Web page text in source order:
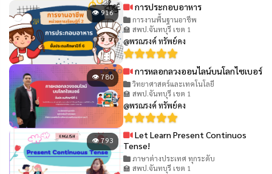
👁 916 การประกอบอาหาร
การงานพื้นฐานอาชีพ
🏫 สพป.จันทบุรี เขต 1
@พรณรงค์ ทรัพย์คง
👁 780 การหลอกลวงออนไลน์บนโลกไซเบอร์
วิทยาศาสตร์และเทคโนโลยี
🏫 สพป.จันทบุรี เขต 1
@พรณรงค์ ทรัพย์คง
👁 793
Let Learn Present Continuos
Tense!
ภาษาต่างประเทศ ทุกระดับ
🏫 สพป.จันทบุรี เขต 1